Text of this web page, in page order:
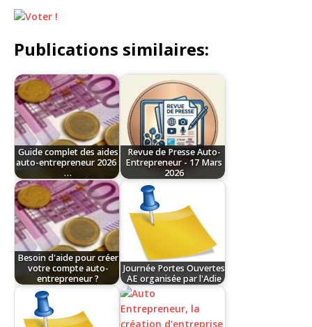
Publications similaires:
Guide complet des aides
auto-entrepreneur 2026 :
…
Revue de Presse Auto-
Entrepreneur - 17 Mars
2026
Besoin d'aide pour créer
votre compte auto-
entrepreneur ?
Journée Portes Ouvertes
AE organisée par l'Adie